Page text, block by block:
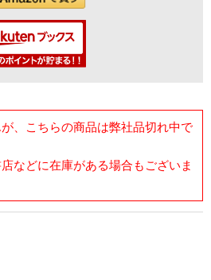
、こちらの商品は弊社品切れ中で
などに在庫がある場合もございま